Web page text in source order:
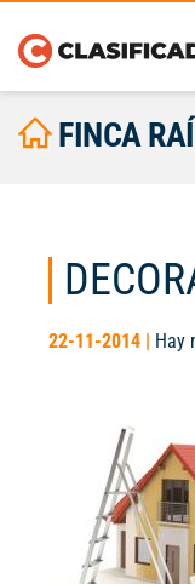
FINCA
22-11-2014 | Hay